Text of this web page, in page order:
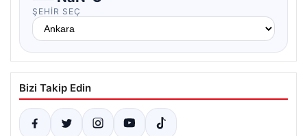
ŞEHIR SEÇ
Bizi Takip Edin